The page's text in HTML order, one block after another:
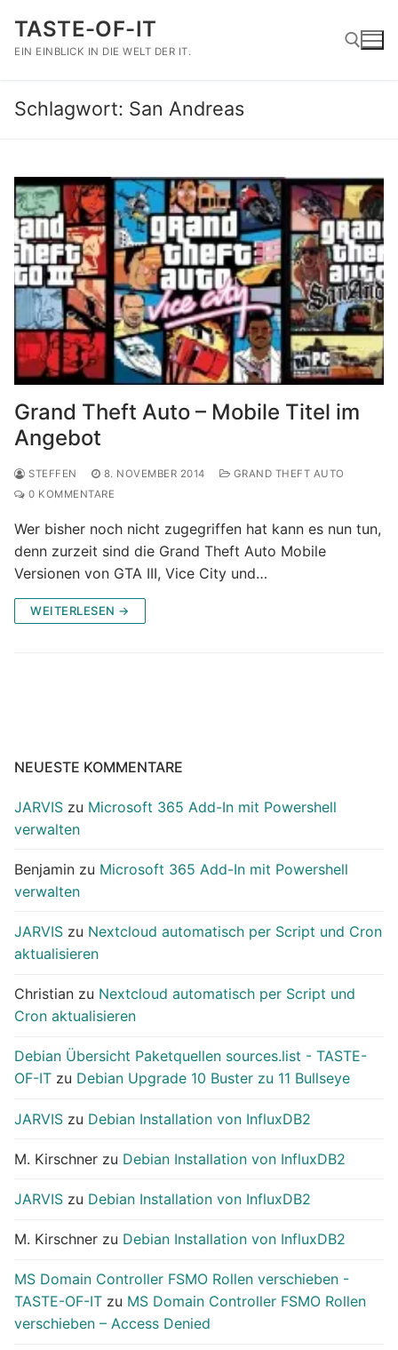
Inhalt
springen
TASTE-OF-IT
EIN EINBLICK IN DIE WELT DER IT.
Suchen nach:
Schlagwort: San Andreas
Grand Theft Auto – Mobile Titel im
Angebot
STEFFEN 8. NOVEMBER 2014
GRAND THEFT AUTO
0 KOMMENTARE
Wer bisher noch nicht zugegriffen hat kann es nun tun,
denn zurzeit sind die Grand Theft Auto Mobile
Versionen von GTA III, Vice City und…
WEITERLESEN →
NEUESTE KOMMENTARE
JARVIS zu Microsoft 365 Add-In mit Powershell
verwalten
Benjamin zu Microsoft 365 Add-In mit Powershell
verwalten
JARVIS zu Nextcloud automatisch per Script und Cron
aktualisieren
Christian zu Nextcloud automatisch per Script und
Cron aktualisieren
Debian Übersicht Paketquellen sources.list - TASTE-
OF-IT zu Debian Upgrade 10 Buster zu 11 Bullseye
JARVIS zu Debian Installation von InfluxDB2
M. Kirschner zu Debian Installation von InfluxDB2
JARVIS zu Debian Installation von InfluxDB2
M. Kirschner zu Debian Installation von InfluxDB2
MS Domain Controller FSMO Rollen verschieben -
TASTE-OF-IT zu MS Domain Controller FSMO Rollen
verschieben – Access Denied